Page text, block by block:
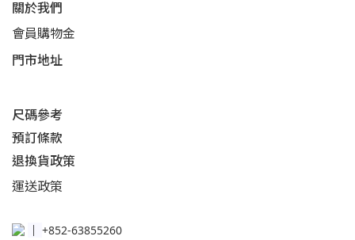
關於我們
會員購物金
門市地址
尺碼參考
預訂條款
退換貨政策​
運送政策​
│ +852-63855260